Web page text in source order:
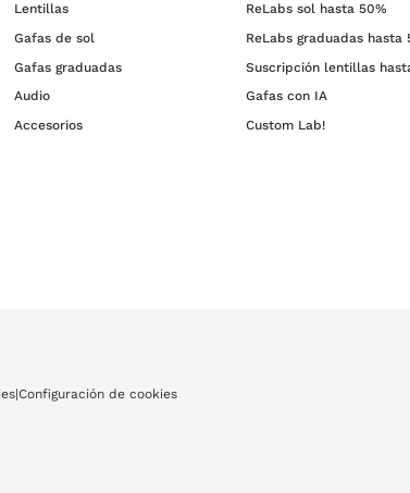
Lentillas
Gafas de sol
Gafas graduadas
Audio
Accesorios
ReLabs sol hasta 50%
ReLabs graduadas hasta
Suscripción lentillas
Gafas con IA
Custom Lab!
|Configuración de cookies